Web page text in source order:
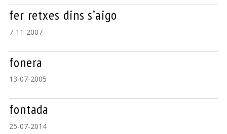
fer retxes dins s’aigo
7-11-2007
fonera
13-07-2005
fontada
25-07-2014